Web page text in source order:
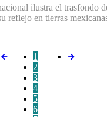
ilustra el trasfondo
reflejo en tierras
1
2
3
4
5
6